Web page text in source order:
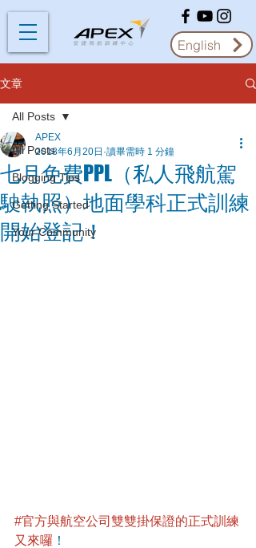
English
文章
All Posts
Blogging Tips
Getting Started
Your Community
All Posts
七月免費PPL（私人飛航駕
駛執照）地面學科正式訓練
開始登記！
APEX
2018年6月20日 讀畢需時 1 分鐘
#官方與航空公司雙雙掛保證的正式訓練
又來囉 ！